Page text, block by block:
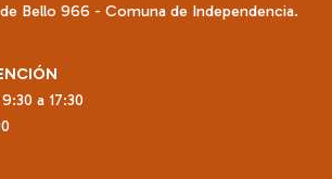
Bello 966 - Comuna de Independencia.
a 17:30